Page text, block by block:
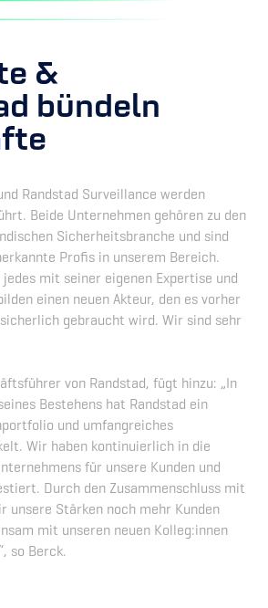
&
bündeln
Randstad Surveillance werden
Beide Unternehmen gehören zu den
Sicherheitsbranche und sind
Profis in unserem Bereich.
mit seiner eigenen Expertise und
einen neuen Akteur, den es vorher
gebraucht wird. Wir sind sehr
von Randstad, fügt hinzu: „In
Bestehens hat Randstad ein
und umfangreiches
Wir haben kontinuierlich in die
für unsere Kunden und
Durch den Zusammenschluss mit
unsere Stärken noch mehr Kunden
mit unseren neuen Kolleg:innen
so Berck.